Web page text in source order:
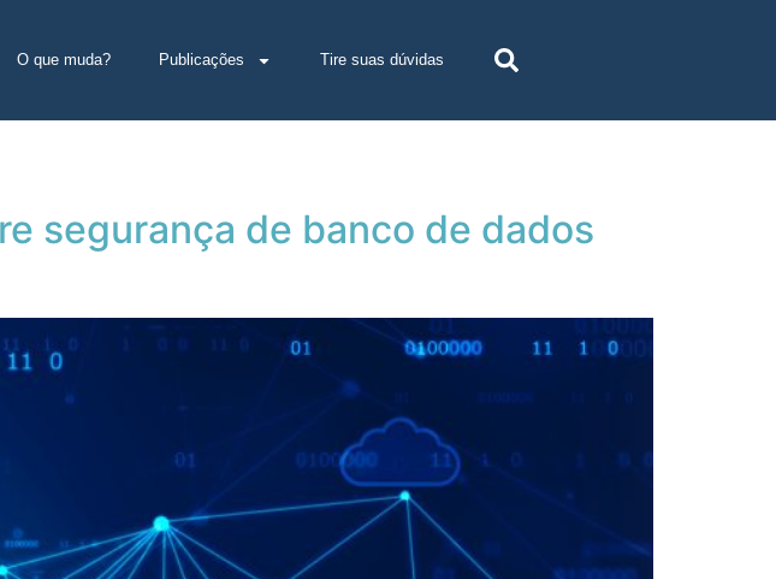
O que muda? Publicações Tire suas dúvidas
segurança de banco de dados